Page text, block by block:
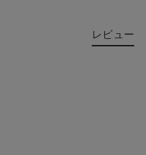
レビュー